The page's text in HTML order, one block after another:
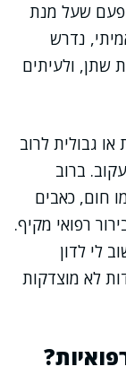
פעם שעל מנת
נדרש
שתן, ולעיתים
גבולית לרוב
ברוב
חום, כאבים
רפואי מקיף.
לי לדון
לא מוצדקות